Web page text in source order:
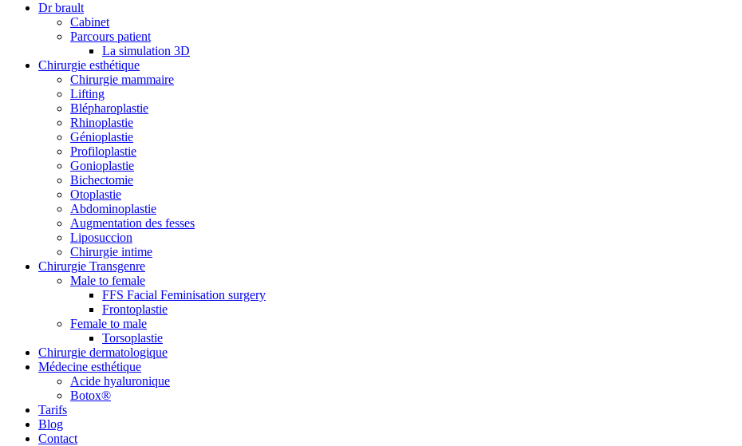
Dr brault
Cabinet
Parcours patient
La simulation 3D
Chirurgie esthétique
Chirurgie mammaire
Lifting
Blépharoplastie
Rhinoplastie
Génioplastie
Profiloplastie
Gonioplastie
Bichectomie
Otoplastie
Abdominoplastie
Augmentation des fesses
Liposuccion
Chirurgie intime
Chirurgie Transgenre
Male to female
FFS Facial Feminisation surgery
Frontoplastie
Female to male
Torsoplastie
Chirurgie dermatologique
Médecine esthétique
Acide hyaluronique
Botox®
Tarifs
Blog
Contact